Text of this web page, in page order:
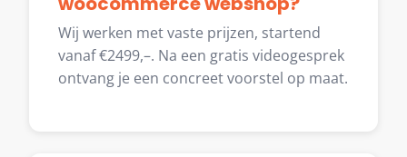
Wij werken met vaste prijzen, startend
vanaf €2499,–. Na een gratis videogesprek
ontvang je een concreet voorstel op maat.